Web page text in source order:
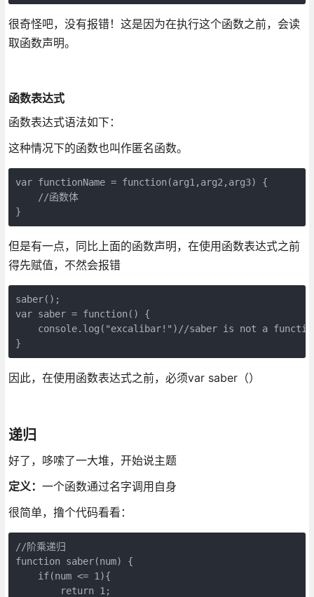
很奇怪吧，没有报错！这是因为在执行这个函数之前，会读
取函数声明。
函数表达式
函数表达式语法如下：
这种情况下的函数也叫作匿名函数。
var functionName = function(arg1,arg2,arg3) {
    //函数体
}
但是有一点，同比上面的函数声明，在使用函数表达式之前
得先赋值，不然会报错
saber();
var saber = function() {
console.log("excalibar!")//saber is not a
}
因此，在使用函数表达式之前，必须var saber（）
递归
好了，哆嗦了一大堆，开始说主题
定义： 一个函数通过名字调用自身
很简单，撸个代码看看：
//阶乘递归
function saber(num) {
    if(num <= 1){
        return 1;